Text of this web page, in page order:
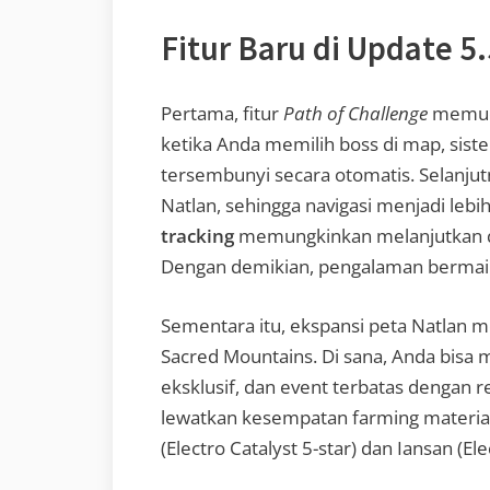
Fitur Baru di Update
Pertama, fiturPath of Challenge
ketika Anda memilih boss di map,
tersembunyi secara otomatis.
Natlan, sehingga navigasi menjadi
tracking memungkinkan melanjutkan
Dengan demikian, pengalaman
Sementara itu, ekspansi peta Natlan
Sacred Mountains. Di sana, Anda
eksklusif, dan event terbatas dengan
lewatkan kesempatan farming
(Electro Catalyst 5-star) dan Iansan